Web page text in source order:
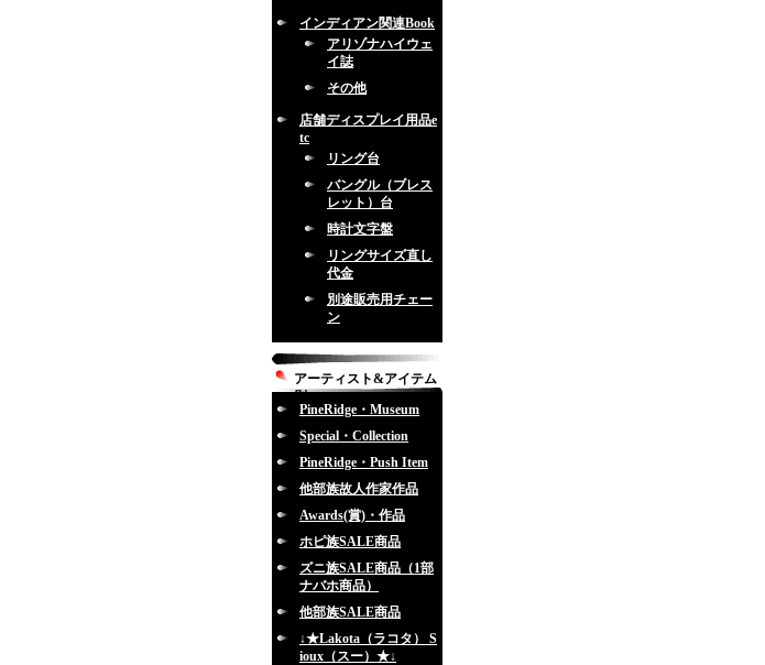
インディアン関連Book
アリゾナハイウェ
イ誌
その他
店舗ディスプレイ用品e
tc
リング台
バングル（ブレス
レット）台
時計文字盤
リングサイズ直し
代金
別途販売用チェー
ン
アーティスト&アイテム
別
PineRidge・Museum
Special・Collection
PineRidge・Push Item
他部族故人作家作品
Awards(賞)・作品
ホピ族SALE商品
ズニ族SALE商品（1部
ナバホ商品）
他部族SALE商品
↓★Lakota（ラコタ） S
ioux（スー）★↓